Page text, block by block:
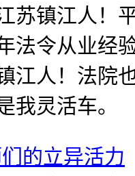
苏镇江人！
法令从业经
江人！法院
我灵活车。
的立异活力